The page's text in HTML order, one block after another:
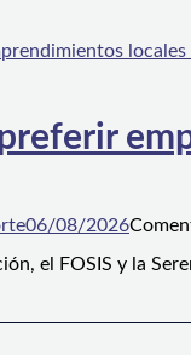
06/08/2026
el FOSIS y la